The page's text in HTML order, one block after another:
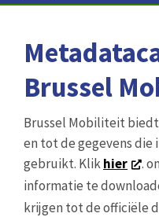
Brussel
Brussel Mobiliteit
en tot de gegevens die
gebruikt. Klikhier
.
informatie te
krijgen tot de officiële